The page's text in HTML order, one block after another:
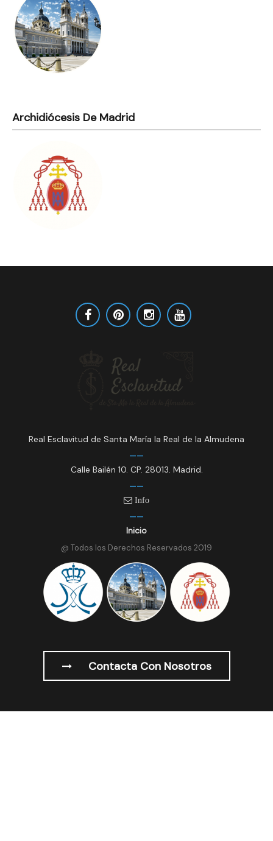
Archidiócesis De Madrid
Real Esclavitud de Santa María la Real de la Almudena
Calle Bailén 10. CP. 28013. Madrid.
Info
Inicio
@ Todos los Derechos Reservados 2019
Contacta Con Nosotros